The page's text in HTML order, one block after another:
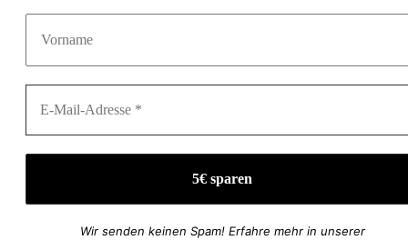
Wir senden keinen Spam! Erfahre mehr in unserer